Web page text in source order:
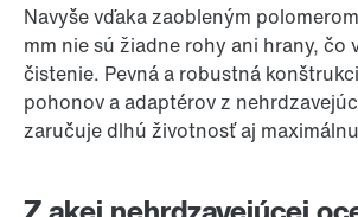
Navyše vďaka zaobleným
mm nie sú žiadne rohy ani hrany, čo
čistenie. Pevná a robustná
pohonov a adaptérov z
zaručuje dlhú životnosť aj